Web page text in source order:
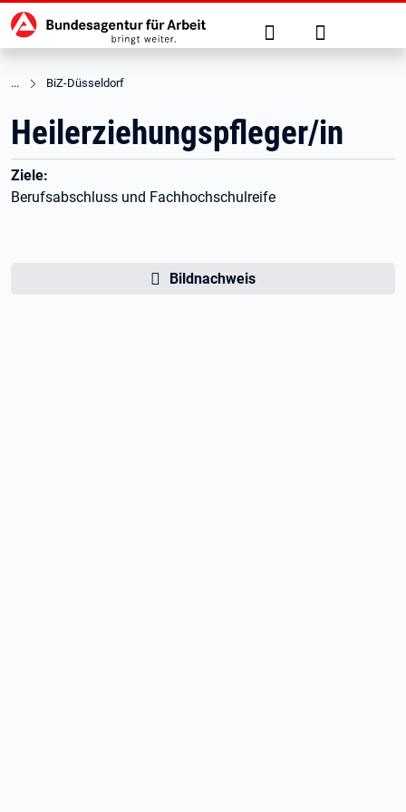
zu den Hauptinhalten springen
Hauptnavigation Suche Anmelden
BiZ-Düsseldorf
Heilerziehungspfleger/in
Ziele:
Berufsabschluss und Fachhochschulreife
Bildnachweis